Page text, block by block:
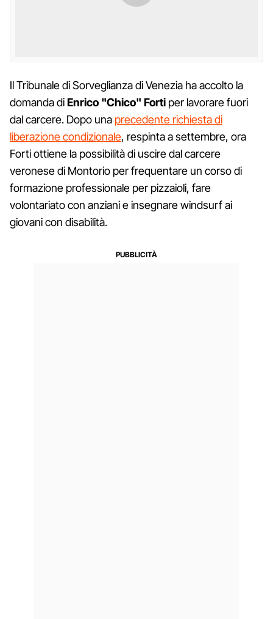
Il Tribunale di Sorveglianza di Venezia ha accolto la
domanda diEnrico "Chico" Forti per lavorare fuori
dal carcere. Dopo una precedente richiesta di
liberazione condizionale, respinta a settembre, ora
Forti ottiene la possibilità di uscire dal carcere
veronese di Montorio per frequentare un corso di
formazione professionale per pizzaioli, fare
volontariato con anziani e insegnare windsurf ai
giovani con disabilità.